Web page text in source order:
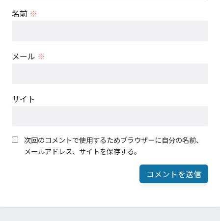
名前 ※
メール ※
サイト
次回のコメントで使用するためブラウザーに自分の名前、
メールアドレス、サイトを保存する。